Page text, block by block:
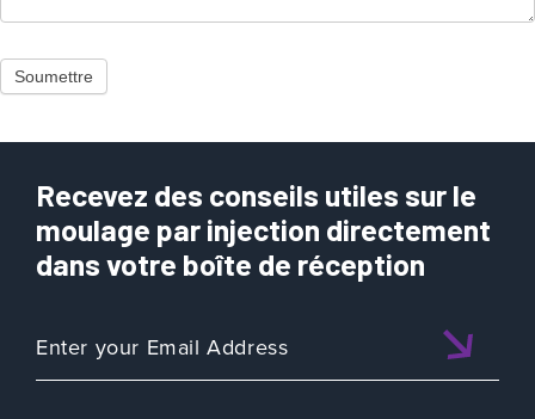
Soumettre
Recevez des conseils utiles sur le
moulage par injection directement
dans votre boîte de réception